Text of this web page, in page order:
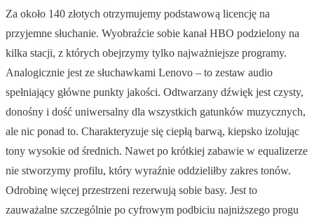
Za około 140 złotych otrzymujemy podstawową licencję na
przyjemne słuchanie. Wyobraźcie sobie kanał HBO podzielony na
kilka stacji, z których obejrzymy tylko najważniejsze programy.
Analogicznie jest ze słuchawkami Lenovo – to zestaw audio
spełniający główne punkty jakości. Odtwarzany dźwięk jest czysty,
donośny i dość uniwersalny dla wszystkich gatunków muzycznych,
ale nic ponad to. Charakteryzuje się ciepłą barwą, kiepsko izolując
tony wysokie od średnich. Nawet po krótkiej zabawie w equalizerze
nie stworzymy profilu, który wyraźnie oddzieliłby zakres tonów.
Odrobinę więcej przestrzeni rezerwują sobie basy. Jest to
zauważalne szczególnie po cyfrowym podbiciu najniższego progu